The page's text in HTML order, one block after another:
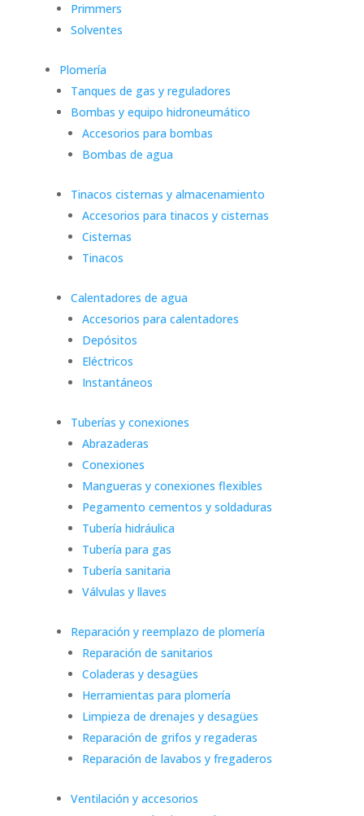
Primmers
Solventes
Plomería
Tanques de gas y reguladores
Bombas y equipo hidroneumático
Accesorios para bombas
Bombas de agua
Tinacos cisternas y almacenamiento
Accesorios para tinacos y cisternas
Cisternas
Tinacos
Calentadores de agua
Accesorios para calentadores
Depósitos
Eléctricos
Instantáneos
Tuberías y conexiones
Abrazaderas
Conexiones
Mangueras y conexiones flexibles
Pegamento cementos y soldaduras
Tubería hidráulica
Tubería para gas
Tubería sanitaria
Válvulas y llaves
Reparación y reemplazo de plomería
Reparación de sanitarios
Coladeras y desagües
Herramientas para plomería
Limpieza de drenajes y desagües
Reparación de grifos y regaderas
Reparación de lavabos y fregaderos
Ventilación y accesorios